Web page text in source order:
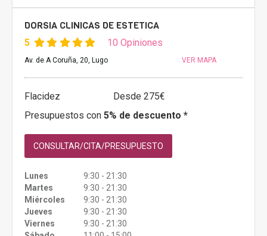
DORSIA CLINICAS DE ESTETICA
5 10 Opiniones
Av. de A Coruña, 20, Lugo VER MAPA
Flacidez
Desde 275€
Presupuestos con 5% de descuento *
CONSULTAR/CITA/PRESUPUESTO
Lunes
9:30 - 21:30
Martes
9:30 - 21:30
Miércoles
9:30 - 21:30
Jueves
9:30 - 21:30
Viernes
9:30 - 21:30